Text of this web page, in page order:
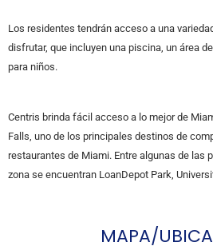
Los residentes tendrán acceso a una
disfrutar, que incluyen una piscina, un área
para niños.
Centris brinda fácil acceso a lo mejor de
Falls, uno de los principales destinos de
restaurantes de Miami. Entre algunas de las
zona se encuentran LoanDepot Park,
MAPA/